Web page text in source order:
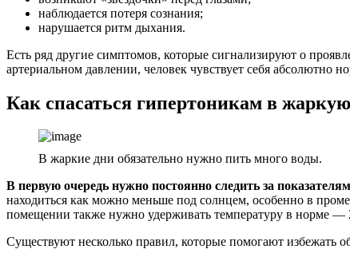
наблюдается потеря сознания;
нарушается ритм дыхания.
Есть ряд другие симптомов, которые сигнализируют о
артериальном давлении, человек чувствует себя
Как спасаться гипертоникам в жаркую
В жаркие дни обязательно нужно пить много воды.
В первую очередь нужно постоянно следить за
находиться как можно меньше под солнцем, особенно в
помещении также нужно удерживать температуру в норме
Существуют несколько правил, которые помогают избежать